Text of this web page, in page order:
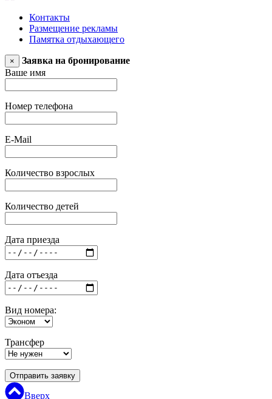
Контакты
Размещение рекламы
Памятка отдыхающего
×
Заявка на бронирование
Ваше имя
Номер телефона
E-Mail
Количество взрослых
Количество детей
Дата приезда
Дата отъезда
Вид номера:
Трансфер
Отправить заявку
Вверх